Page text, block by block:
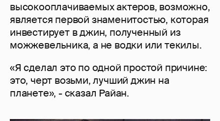
высокооплачиваемых актеров, возможно,
является первой знаменитостью, которая
инвестирует в джин, полученный из
можжевельника, а не водки или текилы.
«Я сделал это по одной простой причине:
это, черт возьми, лучший джин на
планете», - сказал Райан.